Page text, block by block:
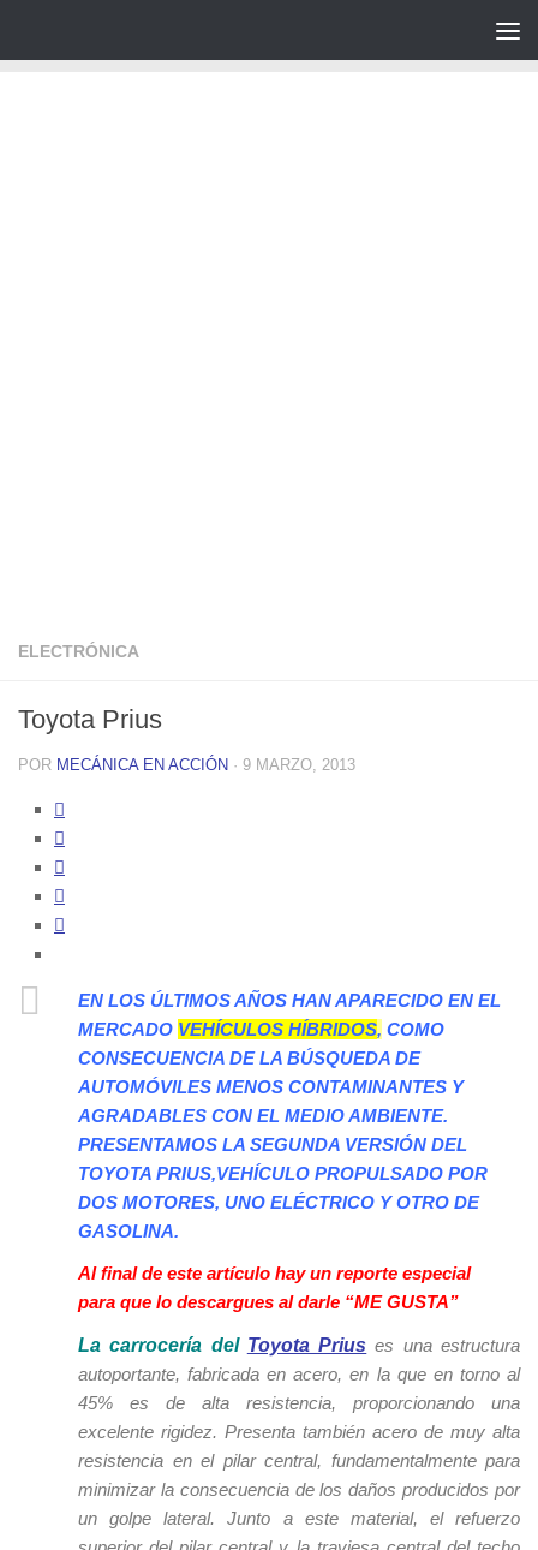
ELECTRÓNICA
Toyota Prius
POR MECÁNICA EN ACCIÓN · 9 MARZO, 2013
EN LOS ÚLTIMOS AÑOS HAN APARECIDO EN EL
MERCADO VEHÍCULOS HÍBRIDOS, COMO
CONSECUENCIA DE LA BÚSQUEDA DE
AUTOMÓVILES MENOS CONTAMINANTES Y
AGRADABLES CON EL MEDIO AMBIENTE.
PRESENTAMOS LA SEGUNDA VERSIÓN DEL
TOYOTA PRIUS,VEHÍCULO PROPULSADO POR
DOS MOTORES, UNO ELÉCTRICO Y OTRO DE
GASOLINA.
Al final de este artículo hay un reporte especial
para que lo descargues al darle “ME GUSTA”
La carrocería del Toyota Prius es una estructura
autoportante, fabricada en acero, en la que en torno al
45% es de alta resistencia, proporcionando una
excelente rigidez. Presenta también acero de muy alta
resistencia en el pilar central, fundamentalmente para
minimizar la consecuencia de los daños producidos por
un golpe lateral. Junto a este material, el refuerzo